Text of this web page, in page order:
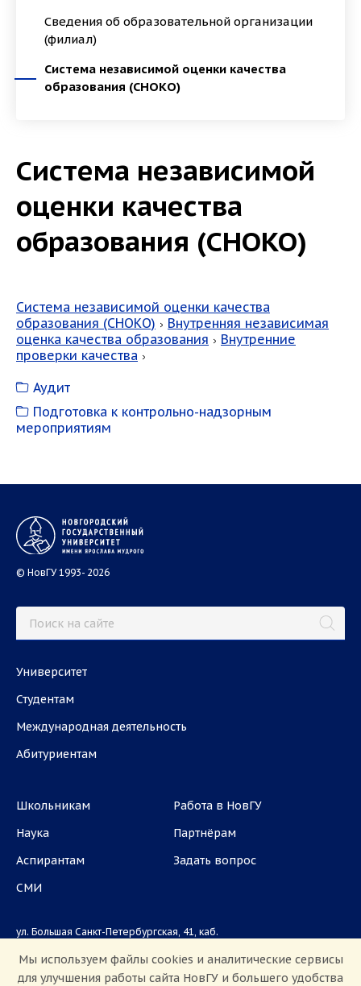
Сведения об образовательной организации
(филиал)
Система независимой оценки качества
образования (СНОКО)
Система независимой
оценки качества
образования (СНОКО)
Система независимой оценки качества
образования (СНОКО)
Внутренняя независимая
оценка качества образования
Внутренние
проверки качества
Аудит
Подготовка к контрольно-надзорным
мероприятиям
© НовГУ 1993- 2026
Университет
Студентам
Международная деятельность
Абитуриентам
Школьникам
Наука
Аспирантам
СМИ
Работа в НовГУ
Партнёрам
Задать вопрос
ул. Большая Санкт-Петербургская, 41, каб.
Приемная комиссия: +7(8162)33-20-44
Мы используем файлы cookies и аналитические сервисы
для улучшения работы сайта НовГУ и большего удобства